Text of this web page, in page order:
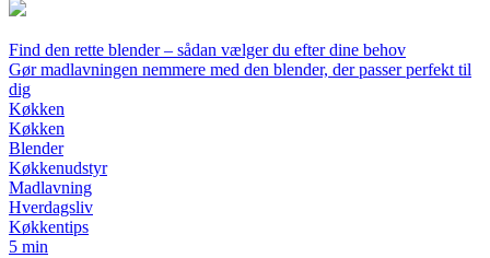
Find den rette blender – sådan vælger du efter dine behov
Gør madlavningen nemmere med den blender, der passer perfekt til
dig
Køkken
Køkken
Blender
Køkkenudstyr
Madlavning
Hverdagsliv
Køkkentips
5 min